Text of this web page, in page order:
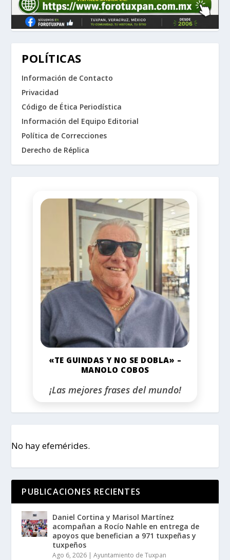
POLÍTICAS
Información de Contacto
Privacidad
Código de Ética Periodística
Información del Equipo Editorial
Política de Correcciones
Derecho de Réplica
«TE GUINDAS Y NO SE DOBLA» –
MANOLO COBOS
¡Las mejores frases del mundo!
No hay efemérides.
PUBLICACIONES RECIENTES
Daniel Cortina y Marisol Martínez
acompañan a Rocío Nahle en entrega de
apoyos que benefician a 971 tuxpeñas y
tuxpeños
Ago 6, 2026 |Ayuntamiento de Tuxpan